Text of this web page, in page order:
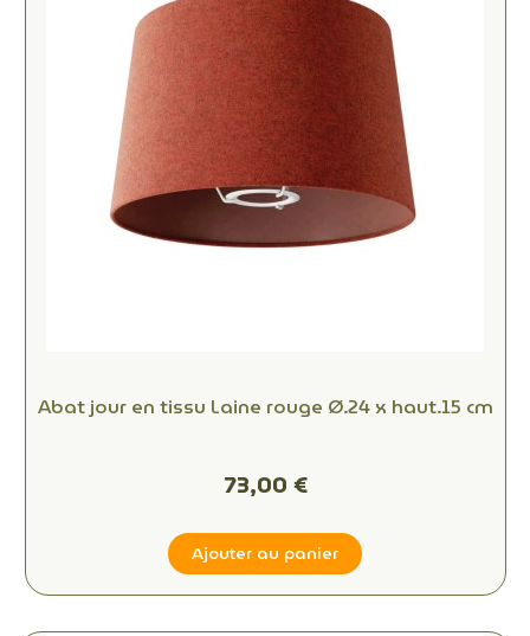
Abat jour en tissu Laine rouge Ø.24 x haut.15 cm
73,00 €
Ajouter au panier